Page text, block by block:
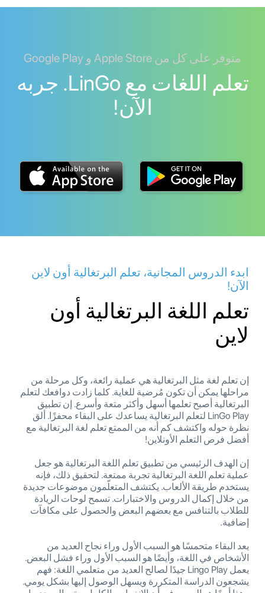
متوفر على كل من Apple Store و Google Play
تعلم اللغات مع LinGo. جربه
الآن!
ابدء الدروس المجانية، تعلم البرتغالية أون لاين
الآن!
تعلم اللغة البرتغالية أون
لاين
إن تعلم لغة مثل البرتغالية هي عملية رائعة، وكل مرحلة من
مراحلها يمكن أن تكون مُرضية للغاية. كلما زادت دوافعك لتعلم
البرتغالية أصبح تعلمها أسهل وأكثر متعة وأسرع. إن تطبيق
LinGo Play لتعلم البرتغالية يساعدك على البقاء محفزًا. ألق
نظرة حوله واكتشف كم أنه من الممتع تعلم لغة البرتغالية مع
أفضل فرص التعلم الأونلاين!
إن الهدف الرئيسي من تطبيق تعلم اللغة البرتغالية هو جعل
عملية تعلم اللغة البرتغالية تجربة ممتعة. لتحقيق ذلك، فإنه
يستخدم طريقة الألعاب. يكتشف المتعلّمون موضوعات جديدة
من خلال إكمال الدروس والاختبارات. تسمح لوحات الريادة
للطلاب بالتنافس مع بعضهم البعض والحصول على مكافآت
إضافية.
يعد البقاء متحمسًا هو السبب الأول وراء نجاح العديد من
الأشخاص في اللغة، وأيضًا هو السبب الأول وراء فشل البعض.
يعمل Lingo Play جيدًا لصالح العديد من متعلمي اللغة: فهم
يشجعون الدراسة المتكررة ويسهل الوصول إليها بشكل يومي.